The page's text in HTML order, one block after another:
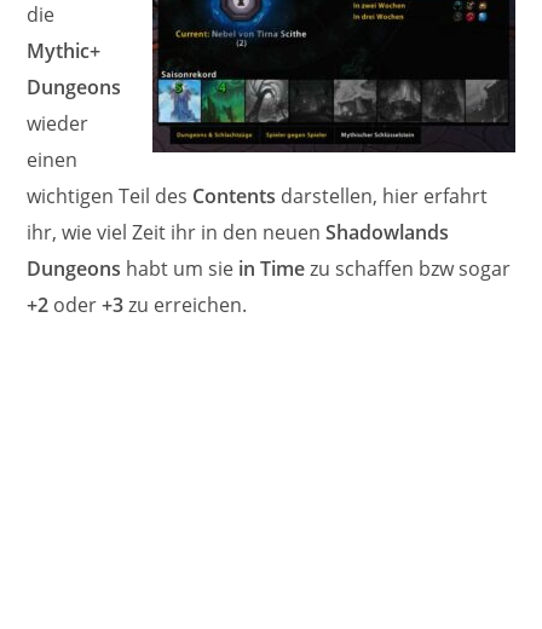
die
Mythic+
Dungeons
wieder
einen
wichtigen Teil des Contents darstellen, hier erfahrt
ihr, wie viel Zeit ihr in den neuenShadowlands
Dungeons habt um sie in Timezu schaffen bzw sogar
+2 oder+3zu erreichen.